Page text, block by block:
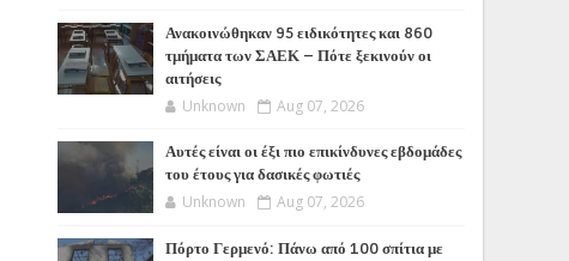
Ανακοινώθηκαν 95 ειδικότητες και 860
τμήματα των ΣΑΕΚ – Πότε ξεκινούν οι
αιτήσεις
Unknown Aug 07, 2026
Αυτές είναι οι έξι πιο επικίνδυνες εβδομάδες
του έτους για δασικές φωτιές
Unknown Aug 07, 2026
Πόρτο Γερμενό: Πάνω από 100 σπίτια με